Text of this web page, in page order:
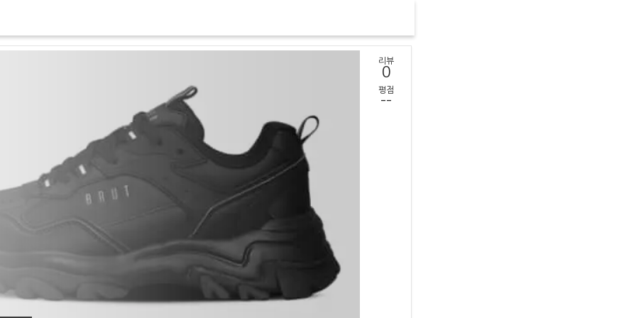
리뷰
0
평점
--